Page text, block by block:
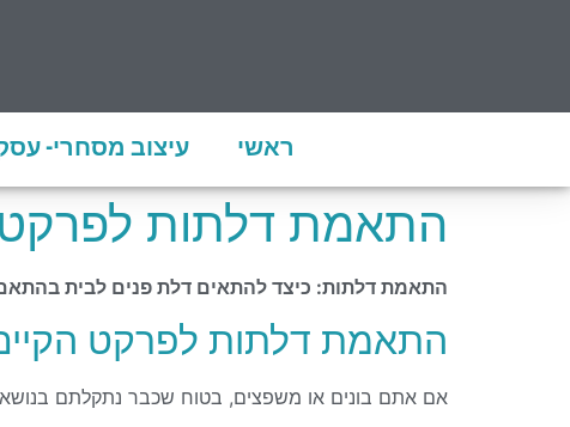
ראשי עיצוב מסחרי-
התאמת דלתות
התאמת דלתות: כיצד להתאים דלת פנים לבית
התאמת דלתות לפרקט
אם אתם בונים או משפצים, בטוח שכבר נתקלתם בנושא